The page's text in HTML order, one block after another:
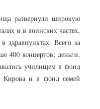
развернули широкую
и в воинских частях,
здравпунктах. Всего за
400 концертов; деньги,
училищем в фонд
и в фонд семей